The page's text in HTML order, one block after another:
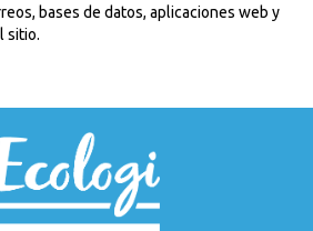
bases de datos, aplicaciones web y
sitio.